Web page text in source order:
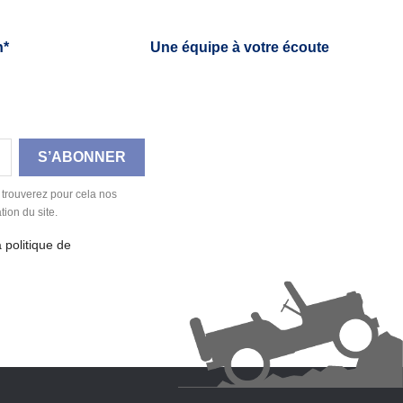
Une équipe à votre écoute
pour cela nos
du site.
politique de